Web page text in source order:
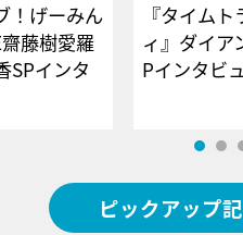
！げーみん
藤樹愛羅
SPインタ
『タイム
ィ』ダイア
Pイン
ピックアップ